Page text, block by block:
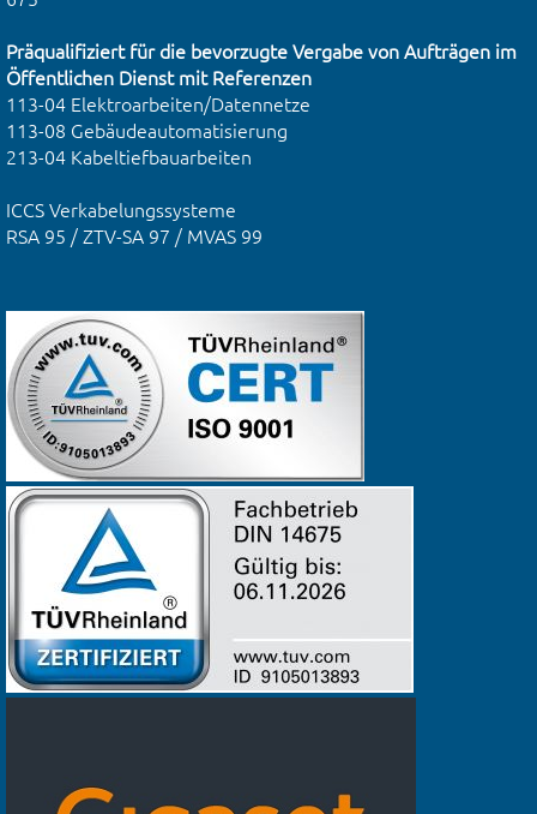
Präqualifiziert für die bevorzugte Vergabe von Aufträgen im
Öffentlichen Dienst mit Referenzen
113-04 Elektroarbeiten/Datennetze
113-08 Gebäudeautomatisierung
213-04 Kabeltiefbauarbeiten
ICCS Verkabelungssysteme
RSA 95 / ZTV-SA 97 / MVAS 99